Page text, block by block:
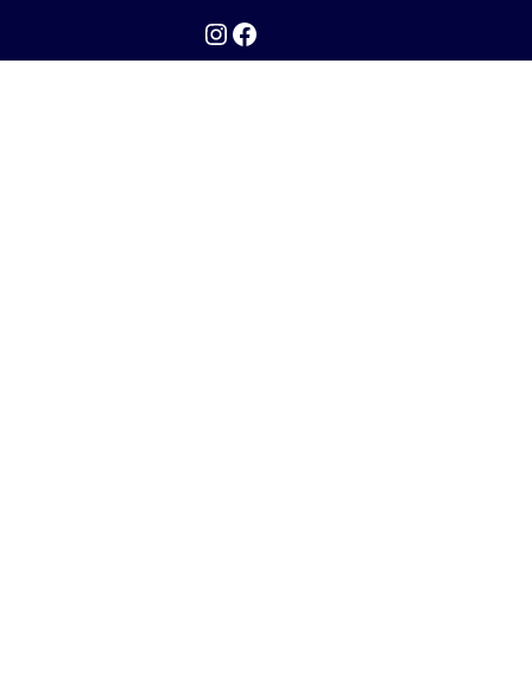
Facebook
Instagram